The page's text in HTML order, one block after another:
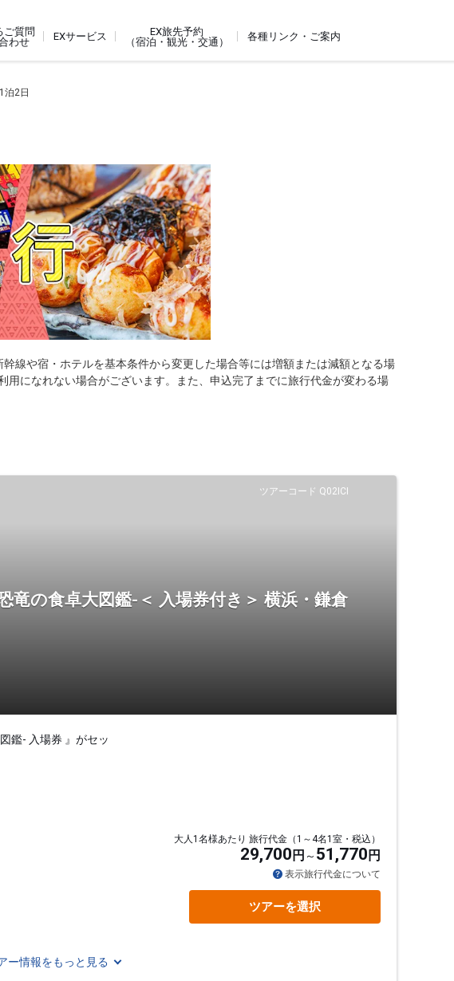
ご質問
わせ
EXサービス
EX旅先予約
（宿泊・観光・交通）
各種リンク・ご案内
泊2日
線や宿・ホテルを基本条件から変更した場合等には増額または減額となる場
になれない場合がございます。また、申込完了までに旅行代金が変わる場
ツアーコード Q02ICI
竜の食卓大図鑑-＜ 入場券付き＞ 横浜・鎌倉
鑑- 入場券 』がセッ
大人1名様あたり 旅行代金（1～4名1室・税込）
29,700 円 51,770 円
表示旅行代金について
ツアーを選択
ー情報をもっと見る